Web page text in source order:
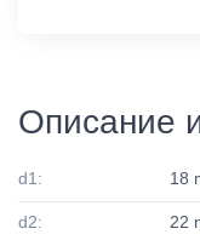
Описание
d1: 18
d2: 22